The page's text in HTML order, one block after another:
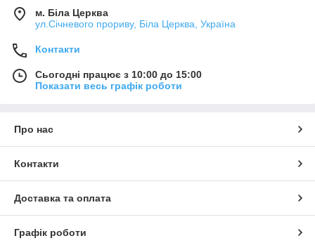
м. Біла Церква
ул.Січневого прориву, Біла Церква, Україна
Контакти
Сьогодні працює з 10:00 до 15:00
Показати весь графік роботи
Про нас
Контакти
Доставка та оплата
Графік роботи